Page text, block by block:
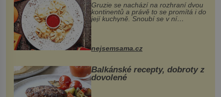
Gruzie se nachází na rozhraní dvou
kontinentů a právě to se promítá i do
její kuchyně. Snoubí se v ní
evropské a asijské chutě a díky tomu
pokrmy, které rozhodně st...
nejsemsama.cz
Balkánské recepty, dobroty z
dovolené